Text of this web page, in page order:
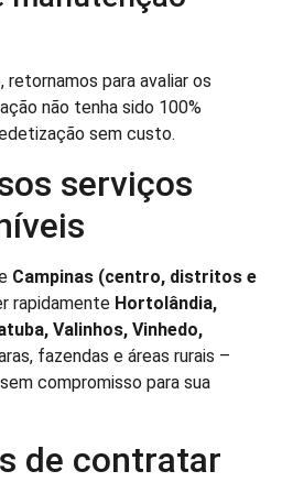
para avaliar os
não tenha sido 100%
sem custo.
serviços
Campinas (centro, distritos e
rapidamente Hortolândia,
Valinhos, Vinhedo,
fazendas e áreas rurais –
compromisso para sua
de contratar